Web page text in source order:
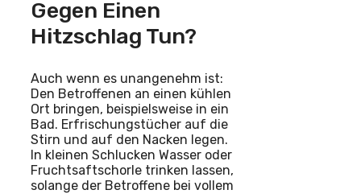
Gegen Einen
Hitzschlag Tun?
Auch wenn es unangenehm ist:
Den Betroffenen an einen kühlen
Ort bringen, beispielsweise in ein
Bad. Erfrischungstücher auf die
Stirn und auf den Nacken legen.
In kleinen Schlucken Wasser oder
Fruchtsaftschorle trinken lassen,
solange der Betroffene bei vollem